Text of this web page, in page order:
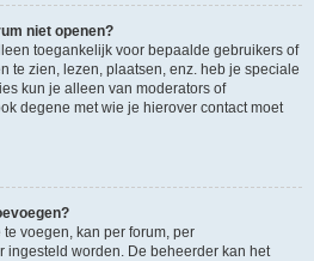
niet openen?
toegankelijk voor bepaalde gebruikers of
te zien, lezen, plaatsen, enz. heb je speciale
kun je alleen van moderators of
degene met wie je hierover contact moet
voegen, kan per forum, per
ingesteld worden. De beheerder kan het